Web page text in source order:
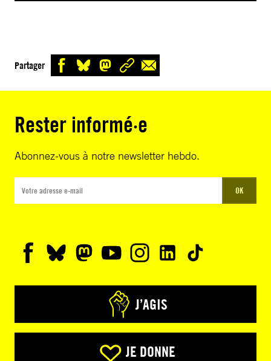
Partager
Rester informé·e
Abonnez-vous à notre newsletter hebdo.
OK
J’AGIS
JE DONNE